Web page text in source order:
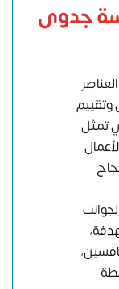
جدوى
وتقييم
تمثل